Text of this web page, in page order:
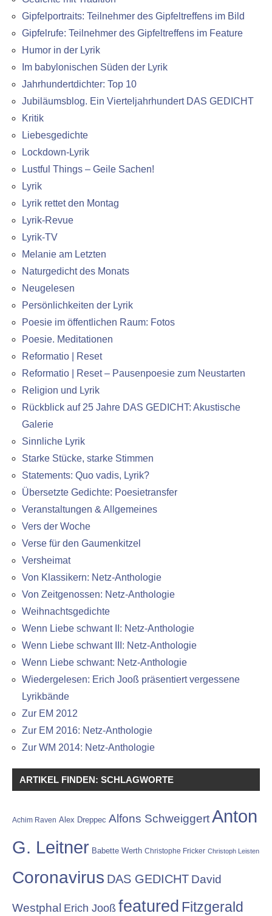
Gipfelportraits: Teilnehmer des Gipfeltreffens im Bild
Gipfelrufe: Teilnehmer des Gipfeltreffens im Feature
Humor in der Lyrik
Im babylonischen Süden der Lyrik
Jahrhundertdichter: Top 10
Jubiläumsblog. Ein Vierteljahrhundert DAS GEDICHT
Kritik
Liebesgedichte
Lockdown-Lyrik
Lustful Things – Geile Sachen!
Lyrik
Lyrik rettet den Montag
Lyrik-Revue
Lyrik-TV
Melanie am Letzten
Naturgedicht des Monats
Neugelesen
Persönlichkeiten der Lyrik
Poesie im öffentlichen Raum: Fotos
Poesie. Meditationen
Reformatio | Reset
Reformatio | Reset – Pausenpoesie zum Neustarten
Religion und Lyrik
Rückblick auf 25 Jahre DAS GEDICHT: Akustische
Galerie
Sinnliche Lyrik
Starke Stücke, starke Stimmen
Statements: Quo vadis, Lyrik?
Übersetzte Gedichte: Poesietransfer
Veranstaltungen & Allgemeines
Vers der Woche
Verse für den Gaumenkitzel
Versheimat
Von Klassikern: Netz-Anthologie
Von Zeitgenossen: Netz-Anthologie
Weihnachtsgedichte
Wenn Liebe schwant II: Netz-Anthologie
Wenn Liebe schwant III: Netz-Anthologie
Wenn Liebe schwant: Netz-Anthologie
Wiedergelesen: Erich Jooß präsentiert vergessene
Lyrikbände
Zur EM 2012
Zur EM 2016: Netz-Anthologie
Zur WM 2014: Netz-Anthologie
ARTIKEL FINDEN: SCHLAGWORTE
Achim Raven Alex Dreppec Alfons Schweiggert Anton
G. Leitner Babette Werth Christophe Fricker Christoph Leisten
Coronavirus DAS GEDICHT David
Westphal Erich Jooß featured Fitzgerald